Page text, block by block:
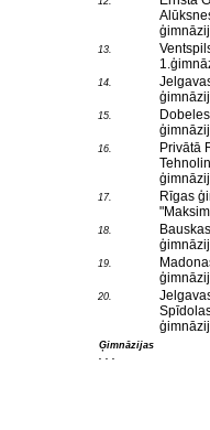
13.
14.
15.
16.
Privātā
17.
Rīgas
18.
19.
20.
Ģimnāzijas
. . .